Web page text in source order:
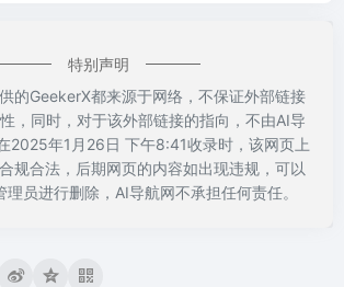
特别声明
的GeekerX都来源于网络，不保证外部链接
，同时，对于该外部链接的指向，不由AI导
2025年1月26日 下午8:41收录时，该网页上
规合法，后期网页的内容如出现违规，可以
理员进行删除，AI导航网不承担任何责任。